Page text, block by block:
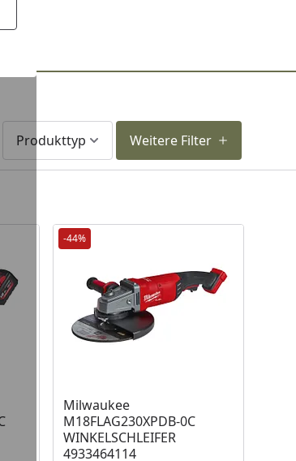
Produkttyp Weitere Filter
-44%
Milwaukee
M18FLAG230XPDB-0C
WINKELSCHLEIFER
4933464114